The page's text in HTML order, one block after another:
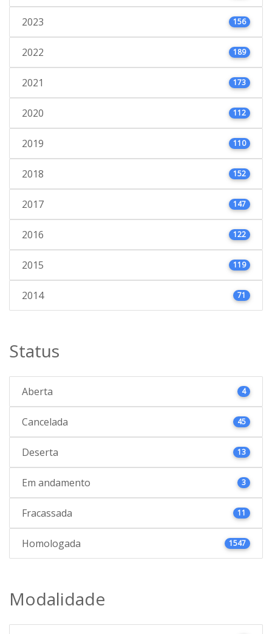
2023 156
2022 189
2021 173
2020 112
2019 110
2018 152
2017 147
2016 122
2015 119
2014 71
Status
Aberta 4
Cancelada 45
Deserta 13
Em andamento 3
Fracassada 11
Homologada 1547
Modalidade